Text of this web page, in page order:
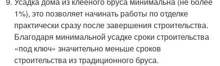
1%), это позволяет начинать работы по отделке
практически сразу после завершения строительства.
Благодаря минимальной усадке сроки строительства
«под ключ» значительно меньше сроков
строительства из традиционного бруса.